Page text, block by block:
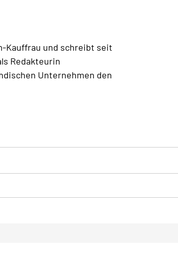
Kauffrau und schreibt seit
Redakteurin
Unternehmen den